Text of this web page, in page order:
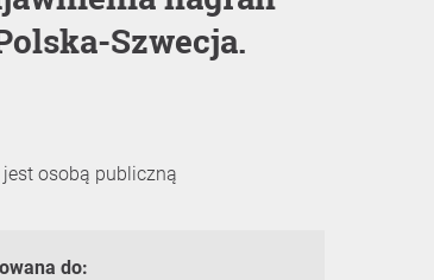
Szwecja.
osobą publiczną
do: